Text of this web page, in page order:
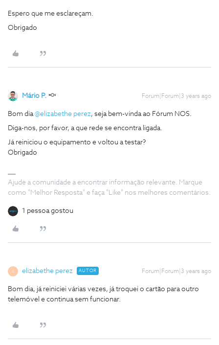
Espero que me esclareçam.
Obrigado
Mário P. Forum|Forum|3 years ago
Bom dia@elizabethe perez, seja bem-vinda ao Fórum NOS.
Diga-nos, por favor, a que rede se encontra ligada.
Já reiniciou o equipamento e voltou a testar?
Obrigado
Ajude a comunidade a encontrar informação relevante. Marque
como "Melhor Resposta" e faça "Like" nos melhores comentários.
1 pessoa gostou
E elizabethe perez AUTOR Forum|Forum|3 years ago
Bom dia, já reiniciei várias vezes, já troquei o cartão para outro
telemóvel e continua sem funcionar.